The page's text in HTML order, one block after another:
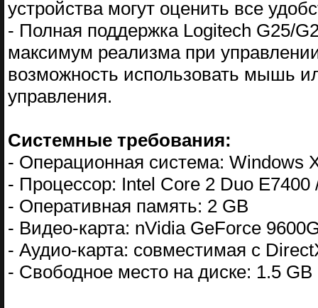
устройства могут оценить все
- Полная поддержка Logitech G25/
максимум реализма при
возможность использовать мышь
управления.
Системные требования:
- Операционная система: Windows
- Процессор: Intel Core 2 Duo E7400
- Оперативная память: 2 GB
- Видео-карта: nVidia GeForce
- Аудио-карта: совместимая с
- Свободное место на диске: 1.5 GB